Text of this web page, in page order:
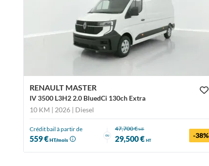
RENAULT MASTER
IV 3500 L3H2 2.0 BluedCi 130ch Extra
10 KM | 2026 | Diesel
Crédit bail à partir de
559 €HT/mois
ou
47,700 €HT
29,500 €HT
-38%